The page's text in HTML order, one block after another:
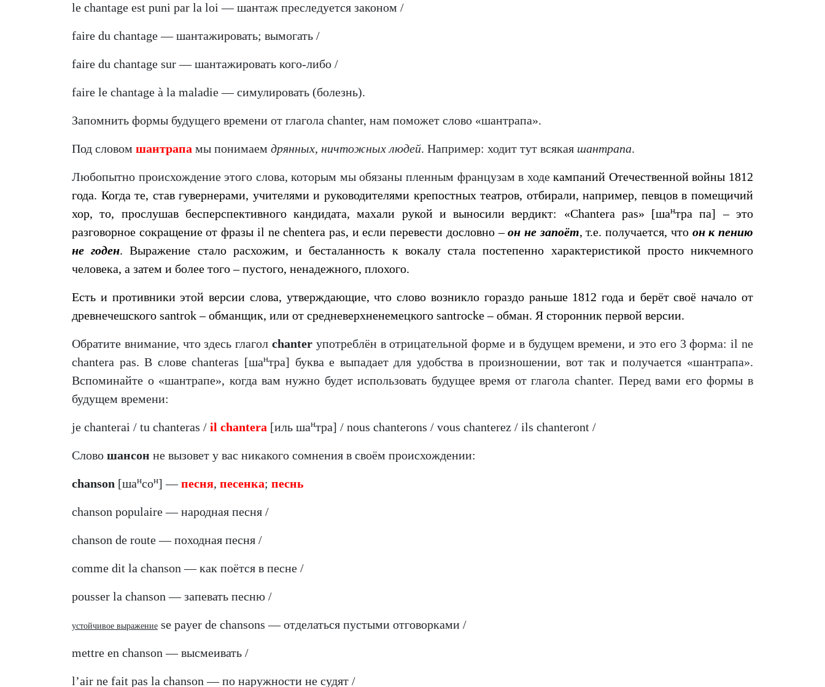
le chantage est puni par la loi — шантаж преследуется законом /
faire du chantage — шантажировать; вымогать /
faire du chantage sur — шантажировать кого-либо /
faire le chantage à la maladie — симулировать (болезнь).
Запомнить формы будущего времени от глагола chanter, нам поможет слово «шантрапа».
Под словом шантрапа мы понимаем дрянных, ничтожных людей. Например: ходит тут всякая шантрапа.
Любопытно происхождение этого слова, которым мы обязаны пленным французам в ходекампаний Отечественной войны 1812
года. Когда те, став гувернерами, учителями и руководителями крепостных театров, отбирали, например, певцов в помещичий
хор, то, прослушав бесперспективного кандидата, махали рукой и выносили вердикт: «Chantera pas» [шантра па] – это
разговорное сокращение от фразы il ne chentera pas, и если перевести дословно –он не запоёт, т.е. получается, что онк пению
не годен. Выражение стало расхожим, и бесталанность к вокалу стала постепенно характеристикой просто никчемного
человека, а затем и более того – пустого, ненадежного, плохого.
Есть и противники этой версии слова, утверждающие, что слово возникло гораздо раньше 1812 года и берёт своё начало от
древнечешского santrok – обманщик, или от средневерхненемецкого santrocke – обман. Я сторонник первой версии.
Обратите внимание, что здесь глагол chanter употреблён в отрицательной форме и в будущем времени, и это его 3 форма: il ne
chantera pas. В слове chanteras [шантра] буква е выпадает для удобства в произношении, вот так и получается «шантрапа».
Вспоминайте о «шантрапе», когда вам нужно будет использовать будущее время от глагола chanter. Перед вами его формы в
будущем времени:
je chanterai / tu chanteras / il chantera [иль шантра] / nous chanterons / vous chanterez / ils chanteront /
Слово шансон не вызовет у вас никакого сомнения в своём происхождении:
chanson [шансон] —песня, песенка; песнь
chanson populaire — народная песня /
chanson de route — походная песня /
comme dit la chanson — как поётся в песне /
pousser la chanson — запевать песню /
устойчивое выражение se payer de chansons — отделаться пустыми отговорками /
mettre en chanson — высмеивать /
l’air ne fait pas la chanson — по наружности не судят /